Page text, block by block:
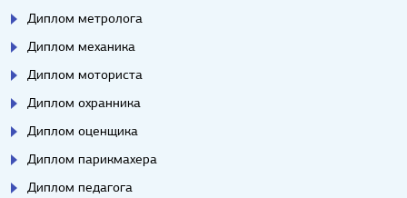
Диплом метролога
Диплом механика
Диплом моториста
Диплом охранника
Диплом оценщика
Диплом парикмахера
Диплом педагога